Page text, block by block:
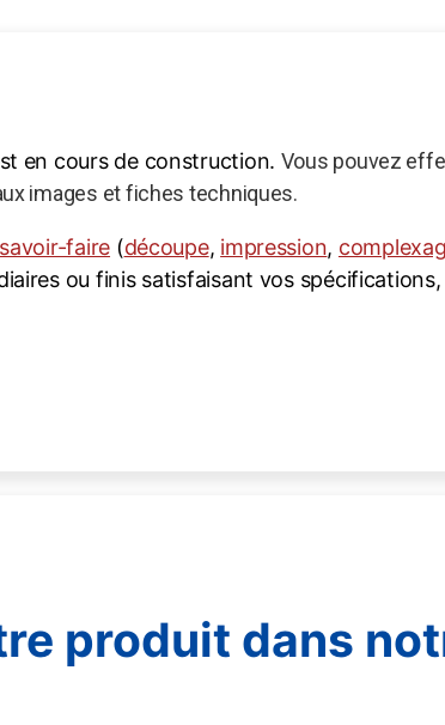
en cours de construction. Vous pouvez
images et fiches techniques.
savoir-faire (découpe, impression,
ou finis satisfaisant vos
produit dans